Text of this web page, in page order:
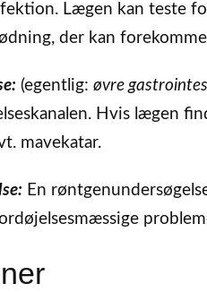
Lægen kan teste
der kan
(egentlig: øvre
Hvis lægen
mavekatar.
En